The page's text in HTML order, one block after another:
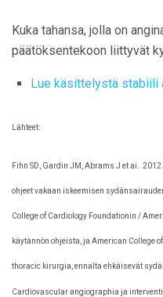
Kuka tahansa, jolla on
päätöksentekoon liittyvät
Lue käsittelystä stabiili
Lähteet:
Fihn SD, Gardin JM, Abrams J et ai. 2012
ohjeet vakaan iskeemisen
College of Cardiology Foundationin /
käytännön ohjeista, ja American College
thoracic kirurgia, ennalta ehkäisevät
Cardiovascular angiographia ja